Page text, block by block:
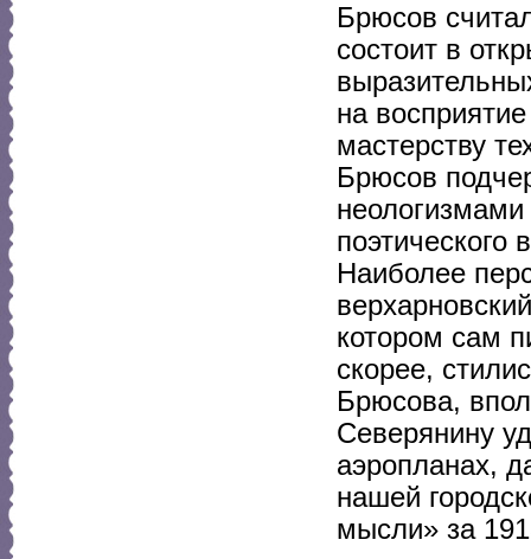
Брюсов
состоит в
на
мастерству
Брюсов
поэтического
Наиболее
котором сам
скорее,
Брюсова,
Северянину
аэропланах,
нашей
мысли» за